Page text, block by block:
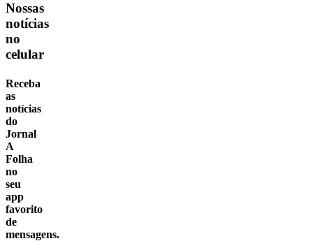
Nossas
notícias
no
celular
Receba
as
notícias
do
Jornal
A
Folha
no
seu
app
favorito
de
mensagens.